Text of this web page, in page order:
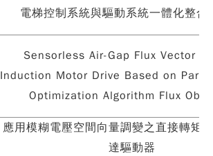
電梯控制系統與驅動系統一體化整合
Sensorless Air-Gap Flux Vector
Induction Motor Drive Based on
Optimization Algorithm Flux
應用模糊電壓空間向量調變之直接轉矩
達驅動器